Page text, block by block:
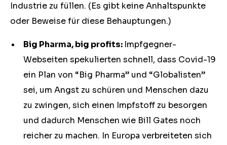
Industrie zu füllen. (Es gibt keine Anhaltspunkte
oder Beweise für diese Behauptungen.)
Big Pharma, big profits: Impfgegner-
Webseiten spekulierten schnell, dass Covid-19
ein Plan von “Big Pharma” und “Globalisten”
sei, um Angst zu schüren und Menschen dazu
zu zwingen, sich einen Impfstoff zu besorgen
und dadurch Menschen wie Bill Gates noch
reicher zu machen. In Europa verbreiteten sich